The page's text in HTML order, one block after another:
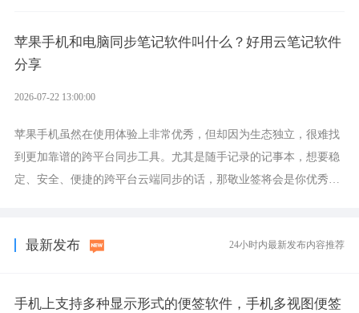
苹果手机和电脑同步笔记软件叫什么？好用云笔记软件
分享
2026-07-22 13:00:00
苹果手机虽然在使用体验上非常优秀，但却因为生态独立，很难找
到更加靠谱的跨平台同步工具。尤其是随手记录的记事本，想要稳
定、安全、便捷的跨平台云端同步的话，那敬业签将会是你优秀的
最新发布 24小时内最新发布内容推荐
手机上支持多种显示形式的便签软件，手机多视图便签